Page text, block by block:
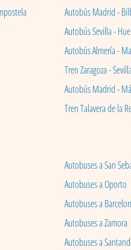
Autobús Madrid -
Autobús Sevilla -
Autobús Almería -
Tren Zaragoza -
Autobús Madrid -
Tren Talavera de la
Autobuses a San
Autobuses a Oporto
Autobuses a
Autobuses a Zamora
Autobuses a